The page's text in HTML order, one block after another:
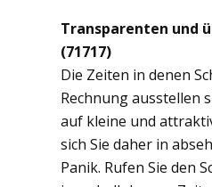
Transparenten und
(71717)
Die Zeiten in denen
Rechnung ausstellen
auf kleine und
sich Sie daher in
Panik. Rufen Sie den